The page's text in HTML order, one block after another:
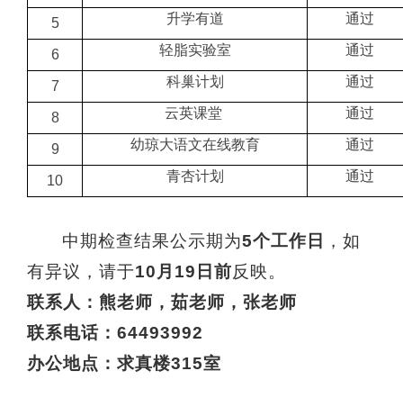
5 升学有道 通过
6 轻脂实验室 通过
7 科巢计划 通过
8 云英课堂 通过
9 幼琼大语文在线教育 通过
10 青杏计划 通过
中期检查结果公示期为5个工作日
，如
有异议，请于10月 19 日前反映。
联系人：熊老师，茹老师，张老师
联系电话： 64493992
办公地点：求真楼315室